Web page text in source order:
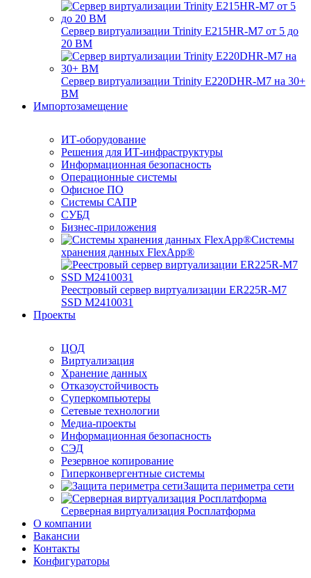
Сервер виртуализации Trinity E215HR-M7 от 5 до
20 ВМ
Сервер виртуализации Trinity E220DHR-M7 на 30+
ВМ
Импортозамещение
ИТ-оборудование
Решения для ИТ-инфраструктуры
Информационная безопасность
Операционные системы
Офисное ПО
Системы САПР
СУБД
Бизнес-приложения
Системы
хранения данных FlexApp®
Реестровый сервер виртуализации ER225R-M7
SSD М2410031
Проекты
ЦОД
Виртуализация
Хранение данных
Отказоустойчивость
Суперкомпьютеры
Сетевые технологии
Медиа-проекты
Информационная безопасность
СЭД
Резервное копирование
Гиперконвергентные системы
Защита периметра сети
Серверная виртуализация Росплатформа
О компании
Вакансии
Контакты
Конфигураторы